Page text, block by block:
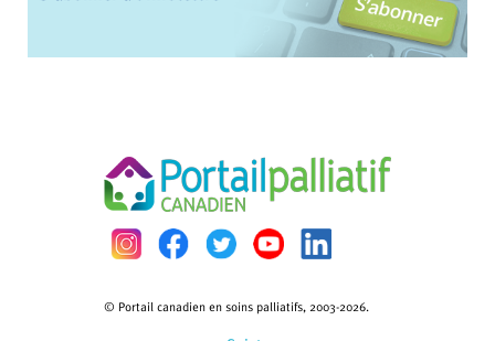
© Portail canadien en soins palliatifs, 2003-2026.